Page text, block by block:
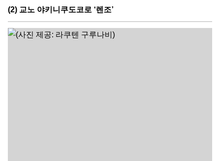
(2) 교노 야키니쿠도코로 ‘렌조’